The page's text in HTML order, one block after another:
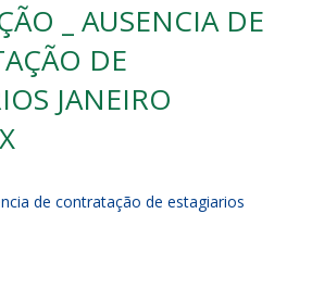
_ AUSENCIA DE
DE
JANEIRO
de contratação de estagiarios